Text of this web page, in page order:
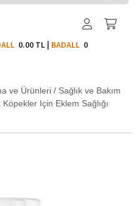
0.00 TL| BADALL0
ve Ürünleri / Sağlık ve Bakım
Için Eklem Sağlığı